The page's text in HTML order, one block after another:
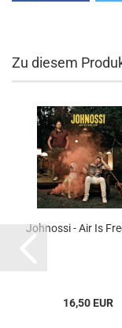
Zu diesem
Johnossi - Air Is
16,50 EUR